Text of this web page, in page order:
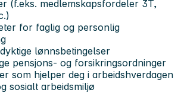
(f.eks. medlemskapsfordeler 3T,
for faglig og personlig
lønnsbetingelser
pensjons- og forsikringsordninger
som hjelper deg i arbeidshverdagen
sosialt arbeidsmiljø